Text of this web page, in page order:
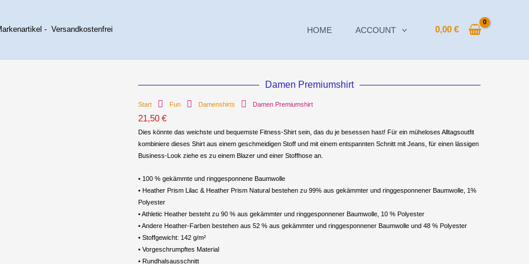
- Versandkostenfrei HOME ACCOUNT 0,00€
Damen Premiumshirt
Start Fun Damenshirts Damen Premiumshirt
21,50 €
Dies könnte das weichste und bequemste Fitness-Shirt sein, das du je besessen hast! Für ein müheloses Alltagsoutfit
kombiniere dieses Shirt aus einem geschmeidigen Stoff und mit einem entspannten Schnitt mit Jeans, für einen lässigen
Business-Look ziehe es zu einem Blazer und einer Stoffhose an.
• 100 % gekämmte und ringgesponnene Baumwolle
• Heather Prism Lilac & Heather Prism Natural bestehen zu 99% aus gekämmter und ringgesponnener Baumwolle, 1%
Polyester
• Athletic Heather besteht zu 90 % aus gekämmter und ringgesponnener Baumwolle, 10 % Polyester
• Andere Heather-Farben bestehen aus 52 % aus gekämmter und ringgesponnener Baumwolle und 48 % Polyester
• Stoffgewicht: 142 g/m²
• Vorgeschrumpftes Material
• Rundhalsausschnitt